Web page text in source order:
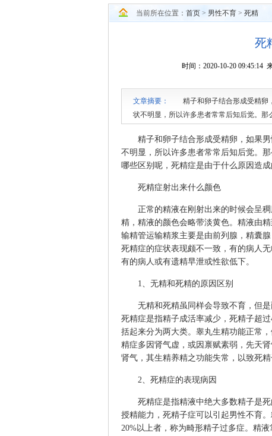
当前所在位置： 首页 > 男性不育 > 死精
死
时间：2020-10-20
文章摘要：
精子和卵子结合形成受精卵，
状不明显，所以许多患者常常后知后觉。
精子和卵子结合形成受精卵，如果男
不明显，所以许多患者常常后知后觉。
哪些区别呢，死精症是由于什么原因造
死精症射出来什么颜色
正常的精液在刚射出来的时候会呈稠
精，精液的颜色会略带淡黄色。精液由
输精管运输精浆主要是由前列腺，精囊
死精症的症状表现颇不一致，有的病人
有的病人或有遗精早泄或性欲低下。
1、无精和死精的原因区别
无精和死精虽同样会导致不育，但是
死精症是指精子成活率减少，死精子超
括起来分为两大类。睾丸生精功能正常
精症多因肾气虚，或因禀赋素弱，先天
肾气，其生精养精之功能失常，以致死精
2、死精症的表现病因
死精症是指精液中绝大多数精子是死
授精能力，死精子症可以引起男性不育
20%以上者，称为畸形精子过多症。精